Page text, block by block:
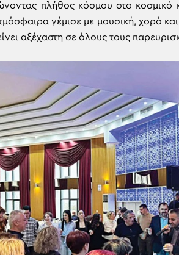
πλήθος κόσμου στο κοσμικό
γέμισε με μουσική, χορό
αξέχαστη σε όλους τους